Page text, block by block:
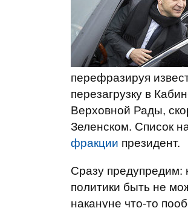
перефразируя
перезагрузку в
Верховной Рады,
Зеленском. Список
фракции президент.
Сразу предупредим:
политики быть не
накануне что-то